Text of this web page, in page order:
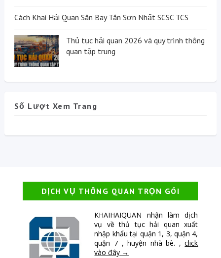
Cách Khai Hải Quan Sân Bay Tân Sơn Nhất SCSC TCS
Thủ tục hải quan 2026 và quy trình thông
quan tập trung
Số Lượt Xem Trang
DỊCH VỤ THÔNG QUAN TRỌN GÓI
KHAIHAIQUAN nhận làm dịch
vụ về thủ tục hải quan xuất
nhập khẩu tại quận 1, 3, quận 4,
quận 7 , huyện nhà bè. ,click
vào đây →